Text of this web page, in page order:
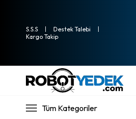
S.S.S
Destek Talebi
Kargo Takip
Tüm Kategoriler